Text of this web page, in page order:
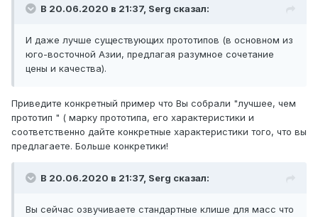
В 20.06.2020 в 21:37, Serg сказал:
И даже лучше существующих прототипов (в основном из
юго-восточной Азии, предлагая разумное сочетание
цены и качества).
Приведите конкретный пример что Вы собрали "лучшее, чем
прототип " ( марку прототипа, его характеристики и
соответственно дайте конкретные характеристики того, что вы
предлагаете. Больше конкретики!
В 20.06.2020 в 21:37, Serg сказал:
Вы сейчас озвучиваете стандартные клише для масс что